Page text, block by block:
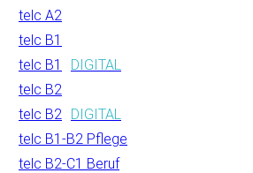
telc A2
telc B1
telc B1
DIGITAL
telc B2
telc B2 DIGITAL
telc B1-B2 Pflege
telc B2-C1 Beruf